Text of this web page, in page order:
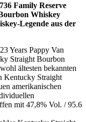
Family Reserve
Whiskey
Legende aus der
Years Pappy Van
Straight Bourbon
ältesten bekannten
Kentucky Straight
amerikanischen
mit 47,8% Vol. / 95.6